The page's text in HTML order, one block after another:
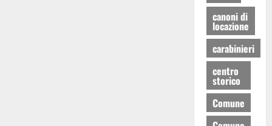
canoni di
locazione
carabinieri
centro
storico
Comune